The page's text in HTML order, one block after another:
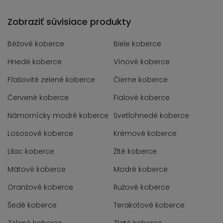
Zobraziť súvisiace produkty
Béžové koberce
Biele koberce
Hnedé koberce
Vínové koberce
Fľašovité zelené koberce
Čierne koberce
Červené koberce
Fialové koberce
Námornícky modré koberce Svetlohnedé koberce
Lososové koberce
Krémové koberce
Lilac koberce
Žlté koberce
Mätové koberce
Modré koberce
Oranžové koberce
Ružové koberce
Šedé koberce
Terakotové koberce